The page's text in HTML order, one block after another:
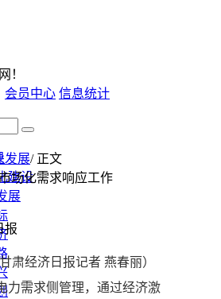
！
会员中心 信息统计
建设
展
发展/ 正文
场化需求响应工作
报
肃经济日报记者 燕春丽）
力需求侧管理，通过经济激